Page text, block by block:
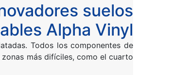
suelos
Alpha Vinyl
Todos los componentes de
zonas más difíciles, como el cuarto